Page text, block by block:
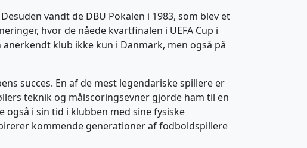
vandt de DBU Pokalen i 1983, som blev et
hvor de nåede kvartfinalen i UEFA Cup i
klub ikke kun i Danmark, men også på
succes. En af de mest legendariske spillere er
teknik og målscoringsevner gjorde ham til en
i sin tid i klubben med sine fysiske
kommende generationer af fodboldspillere